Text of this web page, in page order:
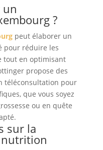
un
?
peut élaborer un
pour réduire les
tout en optimisant
propose des
téléconsultation pour
que vous soyez
ou en quête
sur la
nutrition